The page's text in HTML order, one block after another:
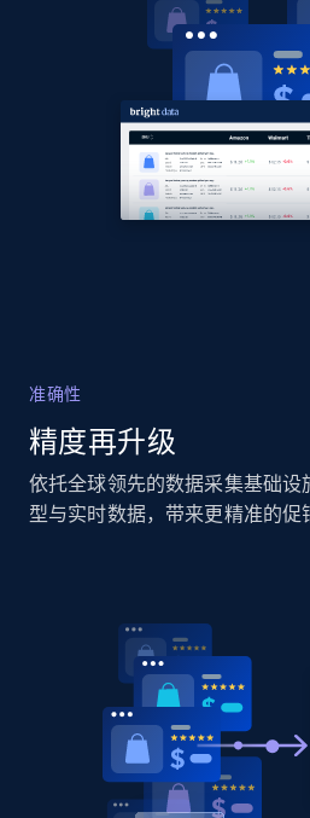
355+
Home Depot US - Gather
using specified keywords
URL, Domain, Country code,
Sku, Product id, Product
Home Depot US - Discover
specified URL
URL, Domain, Country code,
Sku, Product id, Product
2.1K+ 355+
Home Depot US -
specified UPC
URL, Domain, Country code,
准确性
精度再升级
依托全球领先的数据采集基础设
型与实时数据，带来更精准的促